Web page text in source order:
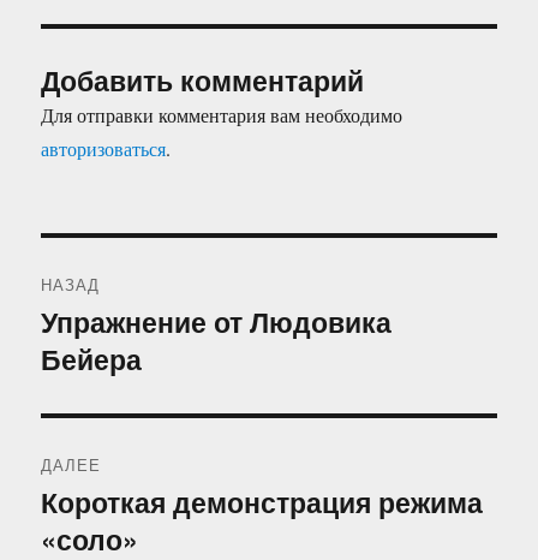
Добавить комментарий
Для отправки комментария вам необходимо
авторизоваться.
по
записям
НАЗАД
Предыдущая
запись:
Упражнение от Людовика
Бейера
ДАЛЕЕ
Следующая
запись:
Короткая демонстрация режима
«соло»